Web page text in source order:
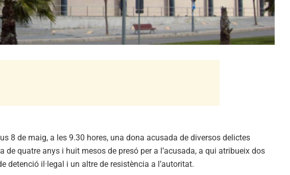
8 de maig, a les 9.30 hores, una dona acusada de diversos delictes
quatre anys i huit mesos de presó per a l’acusada, a qui atribueix dos
detenció il·legal i un altre de resistència a l’autoritat.